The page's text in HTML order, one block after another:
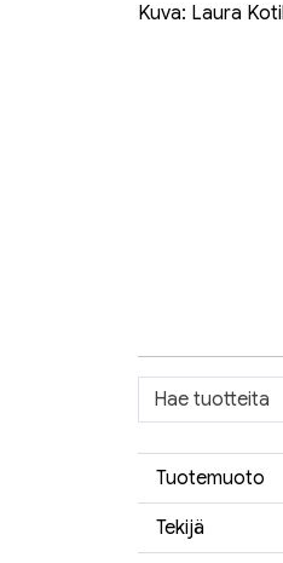
Kuva: Laura
Tuotemuoto
Tekijä